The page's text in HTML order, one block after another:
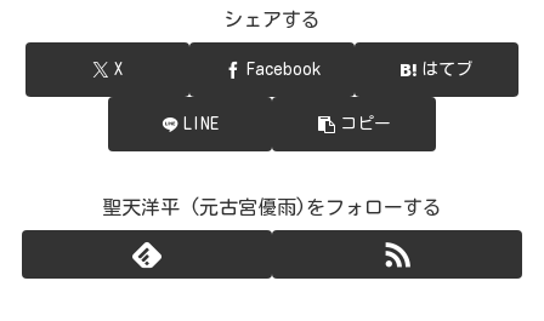
シェアする
X Facebook はてブ
LINE コピー
聖天洋平 (元古宮優雨)をフォローする